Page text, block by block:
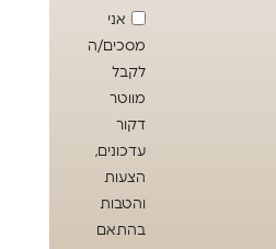
אני
מסכים/ה
לקבל
מווטר
דקור
עדכונים,
הצעות
והטבות
בהתאם